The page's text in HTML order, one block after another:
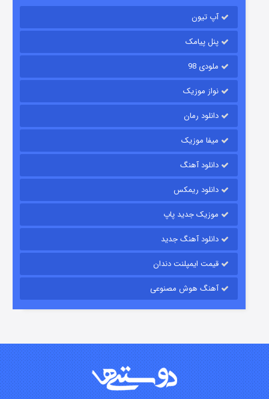
قسمت
قسمت۷ (زیرنویس) منتشر شد
آپ تیون
پنل پیامک
ملودی 98
نواز موزیک
دانلود رمان
میفا موزیک
دانلود آهنگ
دانلود ریمکس
موزیک جدید پاپ
دانلود آهنگ جدید
قیمت ایمپلنت دندان
آهنگ هوش مصنوعی